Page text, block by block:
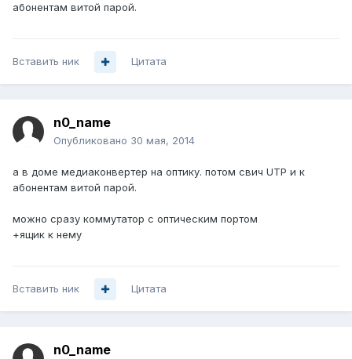
абонентам витой парой.
Вставить ник Цитата
n0_name
Опубликовано 30 мая, 2014
а в доме медиаконвертер на оптику. потом свич UTP и к
абонентам витой парой.
можно сразу коммутатор с оптическим портом
+ящик к нему
Вставить ник Цитата
n0_name